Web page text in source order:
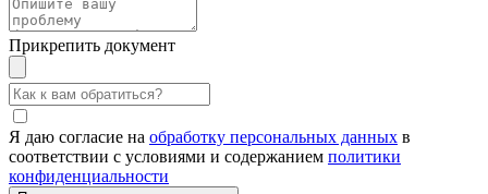
Прикрепить документ
Я даю согласие на обработку персональных данных в
соответствии с условиями и содержанием политики
конфиденциальности